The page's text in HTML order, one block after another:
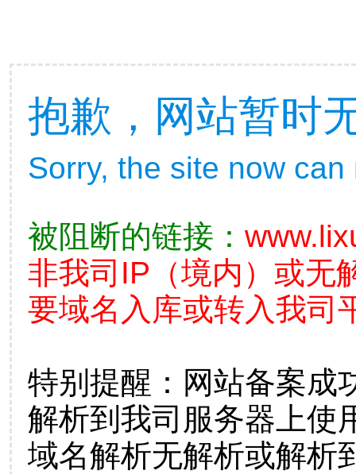
抱歉，网站暂时
Sorry, the site now
被阻断的链接：
非我司IP（境内）或无
要域名入库或转入我司
特别提醒：网站备案成
解析到我司服务器上使
域名解析无解析或解析